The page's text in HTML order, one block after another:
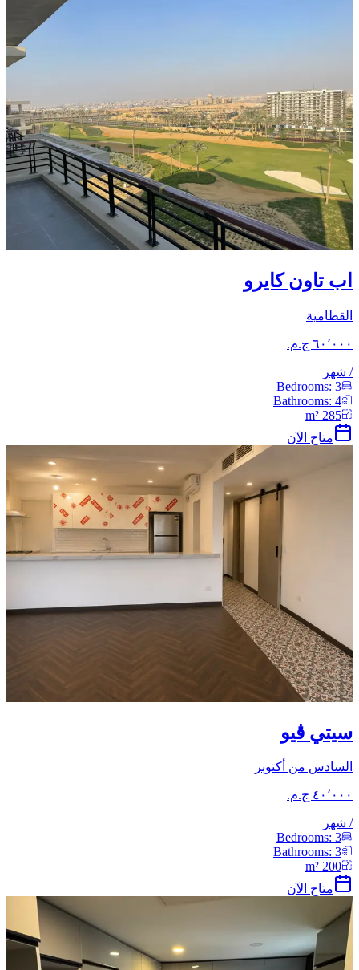
اب تاون كايرو
القطامية
/ شهر
Bedrooms: 3
Bathrooms: 4
285
متاح الآن
سيتي ڤيو
السادس من أكتوبر
/ شهر
Bedrooms: 3
Bathrooms: 3
200
متاح الآن